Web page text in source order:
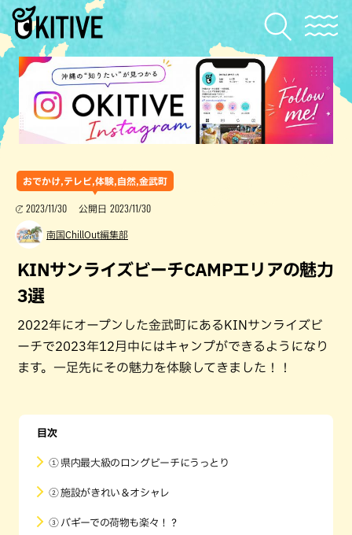
おでかけ,テレビ,体験,自然,金武町
2023/11/30 公開日 2023/11/30
南国ChillOut編集部
KINサンライズビーチCAMPエリアの魅力
3選
2022年にオープンした金武町にあるKINサンライズビ
ーチで2023年12月中にはキャンプができるようになり
ます。一足先にその魅力を体験してきました！！
目次
① 県内最大級のロングビーチにうっとり
② 施設がきれい＆オシャレ
③ バギーでの荷物も楽々！？